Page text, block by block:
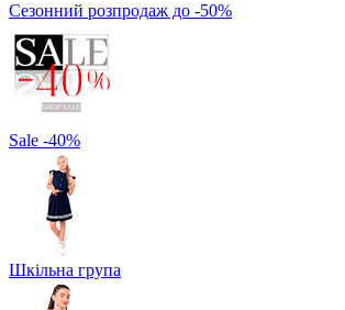
Сезонний розпродаж до -50%
Sale -40%
Шкільна група